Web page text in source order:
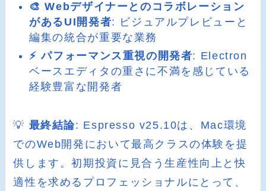
🎨 Webデザイナーとのコラボレーション
があるUI開発者: ビジュアルプレビューと
編集の統合が重要な業務
⚡ パフォーマンス重視の開発者: Electron
ベースエディタの重さに不満を感じている
経験豊富な開発者
💡 最終結論: Espresso v25.10は、Mac環境
でのWeb開発において最高クラスの体験を提
供します。初期投資に見合う生産性向上と快
適性を求めるプロフェッショナルにとって、